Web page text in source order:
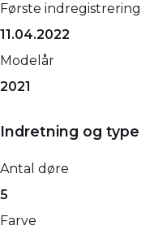
Første indregistrering
11.04.2022
Modelår
2021
Indretning og type
Antal døre
5
Farve